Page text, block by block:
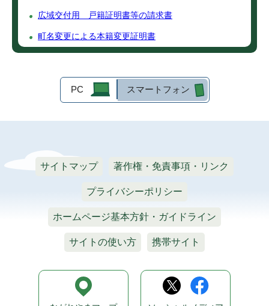
広域交付用 戸籍証明書等の請求書
町名変更による本籍変更証明書
PC スマートフォン
サイトマップ 著作権・免責事項・リンク
プライバシーポリシー
ホームページ基本方針・ガイドライン
サイトの使い方 携帯サイト